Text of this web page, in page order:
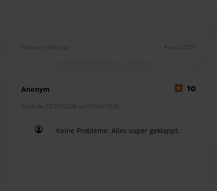
votre arrivée.
vos horaires. En cas de retard important par rapport à
l'heure prévue, le prestataire applique une facturation de
20 € par heure sur place. En choisissant ParkXpress, vous
de partir l'esprit léger.
Voiturier intérieur 4 août 2026
Anonym 10
Garé du 22/07/2026 au 01/08/2026
Keine Probleme. Alles super geklappt.